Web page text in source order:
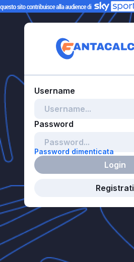
Password dimenticata
Login
Registrati